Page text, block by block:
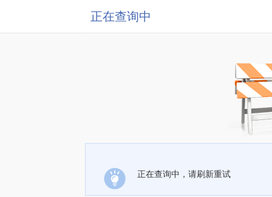
正在查询中
正在查询中，请刷新重试